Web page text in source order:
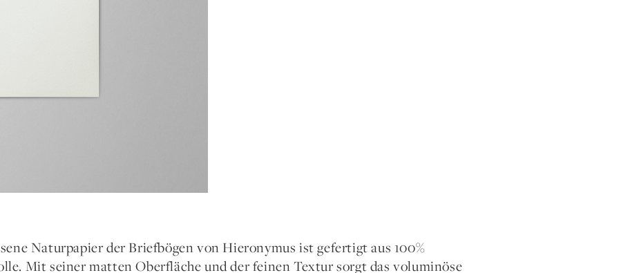
Naturpapier der Briefbögen von Hieronymus ist gefertigt aus 100%
Mit seiner matten Oberfläche und der feinen Textur sorgt das voluminöse